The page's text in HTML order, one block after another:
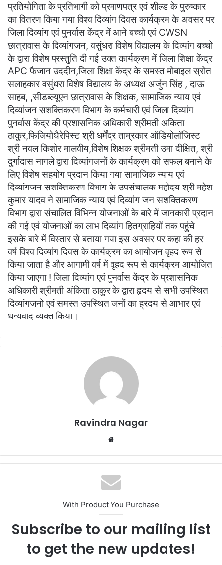
प्रतियोगिता के प्रतिभागी को प्रमाणपत्र एवं शील्ड के पुरुष्कार
का वितरण किया गया विश्व दिव्यांग दिवस कार्यक्रम के अवसर पर
जिला दिव्यांग एवं पुनर्वास केंद्र में आने बच्चो एवं CWSN
छात्रावास के दिव्यांगजन, वसुंधरा विशेष विद्यालय के दिव्यांग बच्चो
के द्वारा विशेष प्रस्तुति दी गई उक्त कार्यक्रम में जिला शिक्षा केंद्र
APC फैजान उददीन,जिला शिक्षा केंद्र के समस्त मोबाइल स्रोत
सलाहकार वसुंधरा विशेष विद्यालय के अध्यक्ष अर्जुन सिंह , दाऊ
साहब, ,सीडब्ल्यूएन छात्रावास के शिक्षक, सामाजिक न्याय एवं
दिव्यांजन सशक्तिकरण विभाग के कर्मचारी एवं जिला दिव्यांग
पुनर्वास केंद्र की प्रशासनिक अधिकारी श्रीमती अंकिता
ठाकुर,फिजियोथैरेपिस्ट श्री धर्मेंद्र ताम्रकार ऑडियोलॉजिस्ट
श्री नवल किशोर मालवीय,विशेष शिक्षक श्रीमती उमा दीक्षित, श्री
दुर्गादास नागले द्वारा दिव्यांगजनों के कार्यक्रम को सफल बनाने के
लिए विशेष सहयोग प्रदान किया गया सामाजिक न्याय एवं
दिव्यांगजन सशक्तिकरण विभाग के उपसंचालक महोदय श्री महेश
कुमार यादव ने सामाजिक न्याय एवं दिव्यांग जन सशक्तिकरण
विभाग द्वारा संचालित विभिन्न योजनाओं के बारे में जानकारी प्रदान
की गई एवं योजनाओं का लाभ दिव्यांग हितग्राहियों तक पहुंचे
इसके बारे में विस्तार से बताया गया इस अवसर पर कहा की हर
वर्ष विश्व दिव्यांग दिवस के कार्यक्रम का आयोजन वृहद रूप से
किया जाता है और आगामी वर्ष में वृहद रूप से कार्यक्रम आयोजित
किया जाएगा ! जिला दिव्यांग एवं पुनर्वास केंद्र के प्रशासनिक
अधिकारी श्रीमती अंकिता ठाकुर के द्वारा हृदय से सभी उपस्थित
दिव्यांगजनो एवं समस्त उपस्थित जनों का ह्रदय से आभार एवं
धन्यवाद व्यक्त किया।
Ravindra Nagar
b
s
i
e
With Product You Purchase
Subscribe to our mailing list
to get the new updates!